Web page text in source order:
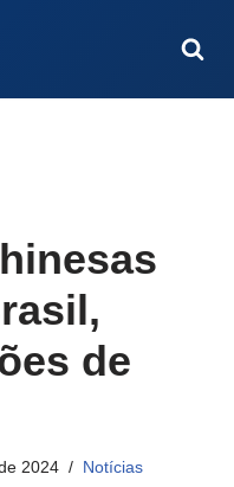
de
2024 Notícias